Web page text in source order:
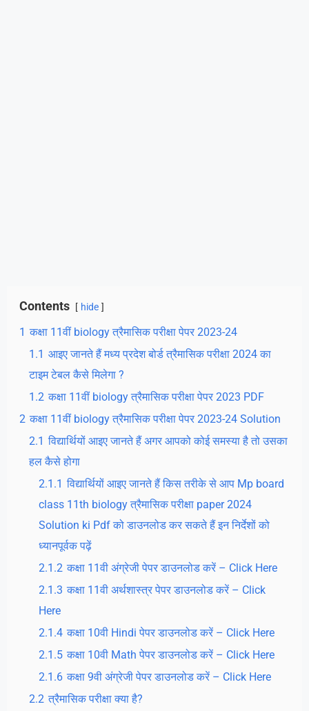
Contents hide
1 कक्षा 11वीं biology त्रैमासिक परीक्षा पेपर 2023-24
1.1 आइए जानते हैं मध्य प्रदेश बोर्ड त्रैमासिक परीक्षा 2024 का
टाइम टेबल कैसे मिलेगा ?
1.2 कक्षा 11वीं biology त्रैमासिक परीक्षा पेपर 2023 PDF
2 कक्षा 11वीं biology त्रैमासिक परीक्षा पेपर 2023-24 Solution
2.1 विद्यार्थियों आइए जानते हैं अगर आपको कोई समस्या है तो उसका
हल कैसे होगा
2.1.1 विद्यार्थियों आइए जानते हैं किस तरीके से आप Mp board
class 11th biology त्रैमासिक परीक्षा paper 2024
Solution ki Pdf को डाउनलोड कर सकते हैं इन निर्देशों को
ध्यानपूर्वक पढ़ें
2.1.2 कक्षा 11वी अंग्रेजी पेपर डाउनलोड करें – Click Here
2.1.3 कक्षा 11वी अर्थशास्त्र पेपर डाउनलोड करें – Click
Here
2.1.4 कक्षा 10वी Hindi पेपर डाउनलोड करें – Click Here
2.1.5 कक्षा 10वी Math पेपर डाउनलोड करें – Click Here
2.1.6 कक्षा 9वी अंग्रेजी पेपर डाउनलोड करें – Click Here
2.2 त्रैमासिक परीक्षा क्या है?